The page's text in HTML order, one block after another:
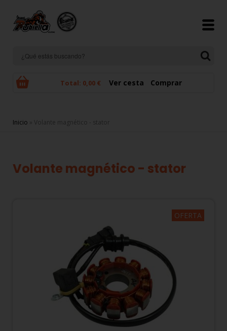
Total: 0,00 € Ver cesta Comprar
Se encuentra usted aquí
Inicio » Volante magnético - stator
Volante magnético - stator
OFERTA